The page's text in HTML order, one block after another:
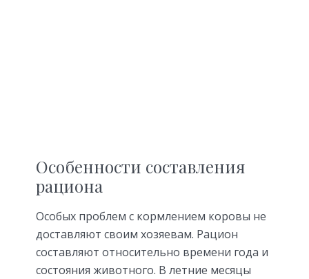
Особенности составления
рациона
Особых проблем с кормлением коровы не
доставляют своим хозяевам. Рацион
составляют относительно времени года и
состояния животного. В летние месяцы